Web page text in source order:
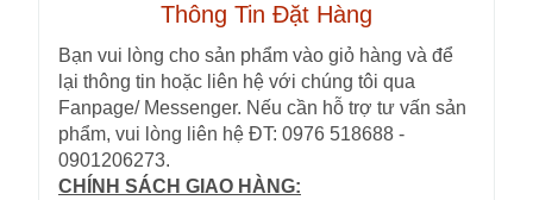
Thông Tin Đặt Hàng
Bạn vui lòng cho sản phẩm vào giỏ hàng và để
lại thông tin hoặc liên hệ với chúng tôi qua
Fanpage/ Messenger. Nếu cần hỗ trợ tư vấn sản
phẩm, vui lòng liên hệ ĐT: 0976 518688 -
0901206273.
CHÍNH SÁCH GIAO HÀNG: